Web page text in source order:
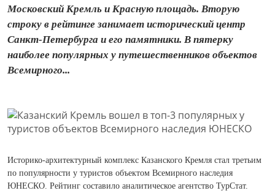
Московский Кремль и Красную площадь. Вторую
строку в рейтинге занимает исторический центр
Санкт-Петербурга и его памятники. В пятерку
наиболее популярных у путешественников объектов
Всемирного...
Историко-архитектурный комплекс Казанского Кремля стал третьим
по популярности у туристов объектом Всемирного наследия
ЮНЕСКО. Рейтинг составило аналитическое агентство ТурСтат.